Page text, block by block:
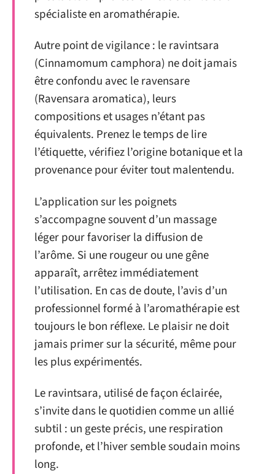
spécialiste en aromathérapie.
Autre point de vigilance : le ravintsara
(Cinnamomum camphora) ne doit jamais
être confondu avec le ravensare
(Ravensara aromatica), leurs
compositions et usages n’étant pas
équivalents. Prenez le temps de lire
l’étiquette, vérifiez l’origine botanique et la
provenance pour éviter tout malentendu.
L’application sur les poignets
s’accompagne souvent d’un massage
léger pour favoriser la diffusion de
l’arôme. Si une rougeur ou une gêne
apparaît, arrêtez immédiatement
l’utilisation. En cas de doute, l’avis d’un
professionnel formé à l’aromathérapie est
toujours le bon réflexe. Le plaisir ne doit
jamais primer sur la sécurité, même pour
les plus expérimentés.
Le ravintsara, utilisé de façon éclairée,
s’invite dans le quotidien comme un allié
subtil : un geste précis, une respiration
profonde, et l’hiver semble soudain moins
long.